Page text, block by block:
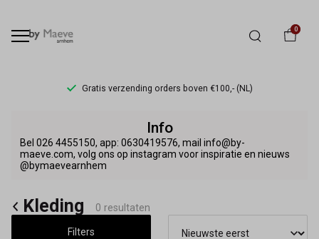
0
Gratis verzending orders boven €100,- (NL)
By
Maeve
Info
Bel 026 4455150, app: 0630419576, mail info@by-
maeve.com, volg ons op instagram voor inspiratie en nieuws
@bymaevearnhem
Kleding 0 resultaten
Filters